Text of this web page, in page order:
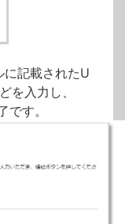
記載されたU
を入力し、
です。